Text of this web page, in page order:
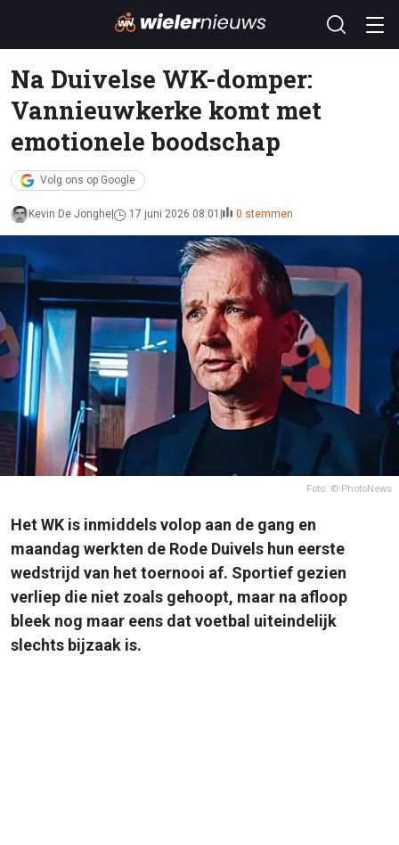
Na Duivelse WK-domper:
Vannieuwkerke komt met
emotionele boodschap
Volg ons op Google
Kevin De Jonghe 17 juni 2026 08:01 0 stemmen
Foto: © PhotoNews
Het WK is inmiddels volop aan de gang en
maandag werkten de Rode Duivels hun eerste
wedstrijd van het toernooi af. Sportief gezien
verliep die niet zoals gehoopt, maar na afloop
bleek nog maar eens dat voetbal uiteindelijk
slechts bijzaak is.